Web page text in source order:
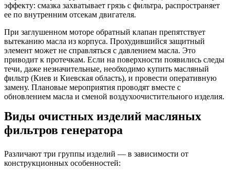
эффекту: смазка захватывает грязь с фильтра, распространяет
ее по внутренним отсекам двигателя.
При заглушенном моторе обратный клапан препятствует
вытеканию масла из корпуса. Прохудившийся защитный
элемент может не справляться с давлением масла. Это
приводит к протечкам. Если на поверхности появились следы
течи, даже незначительные, необходимо купить масляный
фильтр (Киев и Киевская область), и провести оперативную
замену. Плановые мероприятия проводят вместе с
обновлением масла и сменой воздухоочистительного изделия.
Виды очистных изделий масляных
фильтров генератора
Различают три группы изделий — в зависимости от
конструкционных особенностей: